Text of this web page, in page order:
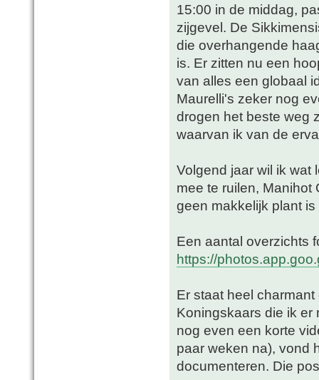
15:00 in de middag,
zijgevel. De
die overhangende
is. Er zitten nu een
van alles een globaal
Maurelli's zeker nog
drogen het beste weg
waarvan ik van de
Volgend jaar wil ik wat
mee te ruilen, Manihot
geen makkelijk plant
Een aantal overzichts
https://
Er staat heel
Koningskaars die ik
nog even een korte
paar weken na), vond
documenteren. Die